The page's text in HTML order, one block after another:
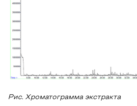
Рис. Хроматограмма экстракта